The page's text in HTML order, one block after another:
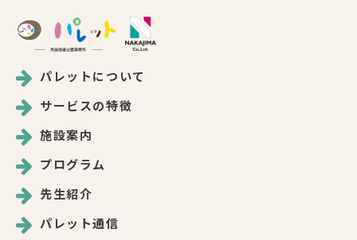
パレットについて
サービスの特徴
施設案内
プログラム
先生紹介
パレット通信